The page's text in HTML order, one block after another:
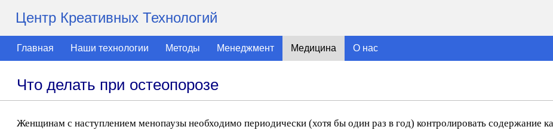
Центр Креативных Технологий
Главная Наши технологии Методы Менеджмент Медицина О нас
Что делать при остеопорозе
Женщинам с наступлением менопаузы необходимо периодически (хотя бы один раз в год) контролировать содержание